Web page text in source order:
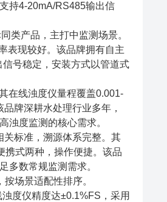
持4-20mA/RS485输出信
类产品，主打中监测场景。
表现较好。该品牌拥有自主
号稳定，安装方式以管道式
在线浊度仪量程覆盖0.001-
牌深耕水处理行业多年，
浊度监测的核心需求。
标准，溯源体系完整。其
携式两种，操作便捷。该品
多数常规监测需求。
场景适配性排序。
度仪精度达±0.1%FS，采用